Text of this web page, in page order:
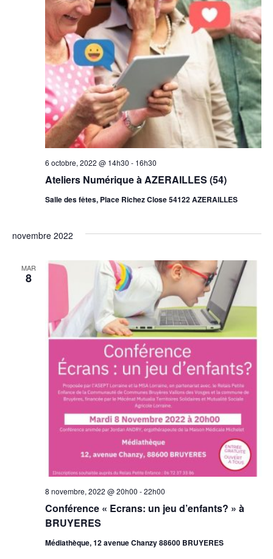
Ateliers Numérique à AZERAILLES (54)
6 octobre, 2022 @ 14h30 - 16h30
Salle des fêtes, Place Richez Close 54122 AZERAILLES
novembre 2022
MAR
8
Conférence « Ecrans: un jeu d’enfants? » à
BRUYERES
8 novembre, 2022 @ 20h00 -22h00
Médiathèque, 12 avenue Chanzy 88600 BRUYERES